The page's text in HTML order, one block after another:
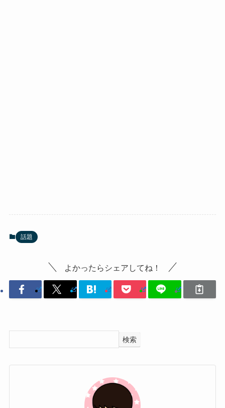
話題
よかったらシェアしてね！
検索